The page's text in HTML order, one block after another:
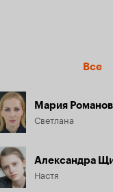
Все
Мария
Светлана
Александра
Настя